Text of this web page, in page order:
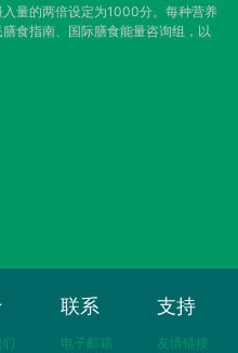
量的两倍设定为1000分。每种营养
食指南、国际膳食能量咨询组，以
联系
电子邮箱
支持
友情链接